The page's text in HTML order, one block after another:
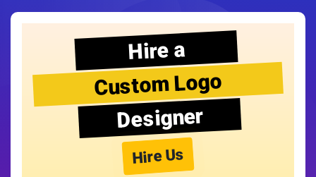
Hire a
Custom Logo
Designer
Hire Us